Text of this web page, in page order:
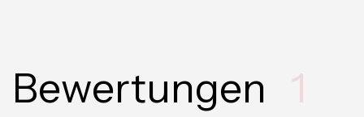
Bewertungen 1